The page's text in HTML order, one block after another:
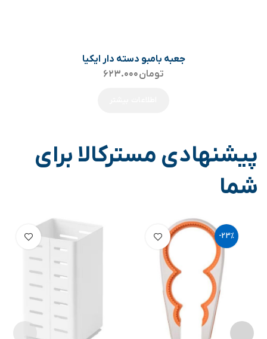
جعبه بامبو دسته دار ایکیا
تومان
پیشنهادی مسترکالا برای
شما
-23%